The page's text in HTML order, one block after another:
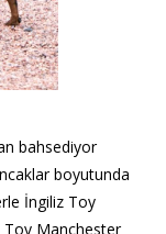
bahsediyor
boyutunda
İngiliz Toy
Toy Manchester